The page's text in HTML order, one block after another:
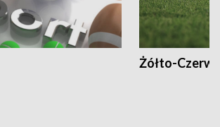
Żółto-